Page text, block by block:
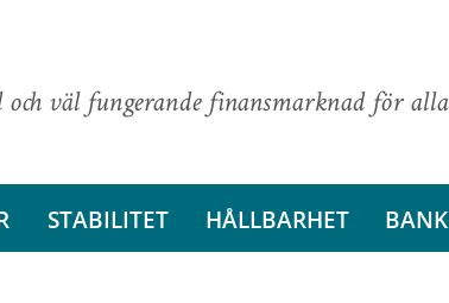
och väl fungerande finansmarknad för alla
STABILITET HÅLLBARHET BANK